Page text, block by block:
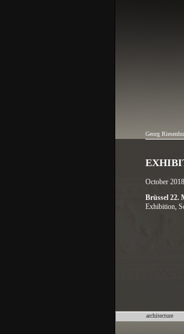
Georg
October 2018
Brüssel 22.
Exhibition,
architecture